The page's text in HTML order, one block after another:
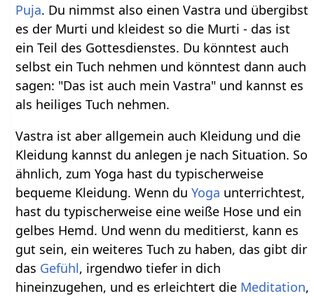
Puja. Du nimmst also einen Vastra und übergibst
es der Murti und kleidest so die Murti - das ist
ein Teil des Gottesdienstes. Du könntest auch
selbst ein Tuch nehmen und könntest dann auch
sagen: "Das ist auch mein Vastra" und kannst es
als heiliges Tuch nehmen.
Vastra ist aber allgemein auch Kleidung und die
Kleidung kannst du anlegen je nach Situation. So
ähnlich, zum Yoga hast du typischerweise
bequeme Kleidung. Wenn duYoga unterrichtest,
hast du typischerweise eine weiße Hose und ein
gelbes Hemd. Und wenn du meditierst, kann es
gut sein, ein weiteres Tuch zu haben, das gibt dir
das Gefühl, irgendwo tiefer in dich
hineinzugehen, und es erleichtert die Meditation,